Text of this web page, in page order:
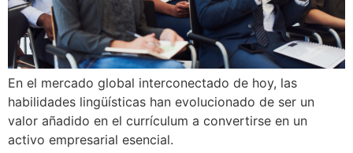
En el mercado global interconectado de hoy, las
habilidades lingüísticas han evolucionado de ser un
valor añadido en el currículum a convertirse en un
activo empresarial esencial.